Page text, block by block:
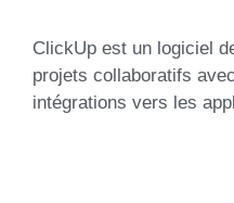
ClickUp est un logiciel
projets collaboratifs
intégrations vers les